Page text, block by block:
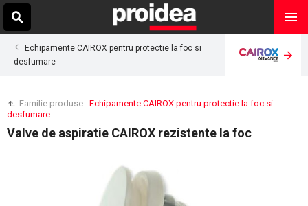
Echipamente CAIROX pentru protectie la foc si
desfumare
Familie produse: Echipamente CAIROX pentru protectie la foc si
desfumare
Valve de aspiratie CAIROX rezistente la foc